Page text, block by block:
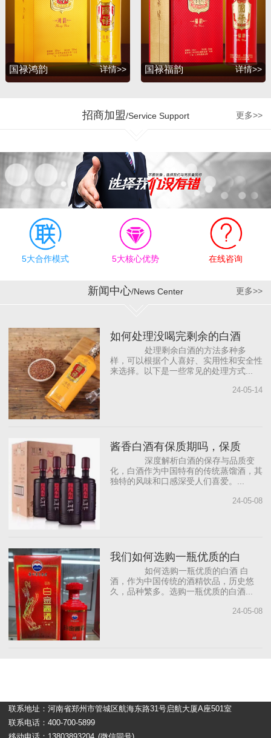
室、贵州大学酒体设计专
家吴天祥教授、贵州茅台
酒厂酿酒工程师梁明峰先
生，倾力推出战略品牌
——国禄系列酒，与此同
时公司和茅台集团、五粮
州珍酒、金沙回沙酒业等
加了强劲的源动力。 企业
的制胜最终是要落实到人
才管理机制和市场运营的
有效执行上，公司奉行“德
才兼备、志同道合”的合作
理念，为员工明确职业规
划目标，提供有竞争力的
薪资待遇和发展机会，帮
内著名白酒营销咨询公司
合作，借助“外脑”提供智力
入前沿的营销理念，从而
打...
国禄鸿韵 详情>> 国禄福韵 详情>>
招商加盟/Service Support 更多>>
5大合作模式 5大核心优势 在线咨询
新闻中心/News Center 更多>>
如何处理没喝完剩余的白酒
处理剩余白酒的方法多种多
样，可以根据个人喜好、实用性和安全性
来选择。以下是一些常见的处理方式...
24-05-14
酱香白酒有保质期吗，保质
深度解析白酒的保存与品质变
化，白酒作为中国特有的传统蒸馏酒，其
独特的风味和口感深受人们喜爱。...
24-05-08
我们如何选购一瓶优质的白
如何选购一瓶优质的白酒 白
酒，作为中国传统的酒精饮品，历史悠
久，品种繁多。选购一瓶优质的白酒...
24-05-08
联系地址：河南省郑州市管城区航海东路31号启航大厦A座501室
联系电话：400-700-5899